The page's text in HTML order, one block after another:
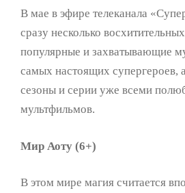
В мае в эфире телеканала
сразу несколько
популярные и захватывающие
самых настоящих супергероев,
сезоны и серии уже всеми
мультфильмов.
Мир Аоту (6+)
В этом мире магия считается